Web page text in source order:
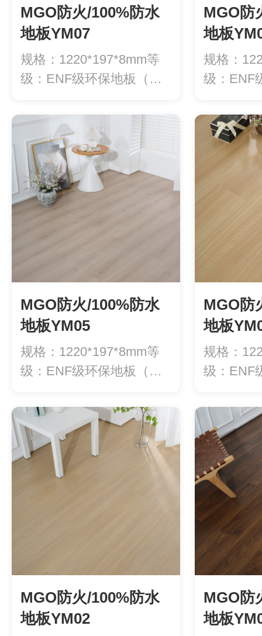
MGO防火/100%防水
地板YM07
规格：1220*197*8mm等
级：ENF级环保地板（甲
MGO防
地板
规格：
级：ENF
MGO防火/100%防水
地板YM05
规格：1220*197*8mm等
级：ENF级环保地板（甲
MGO防
地板
规格：
级：ENF
MGO防火/100%防水
地板YM02
MGO防
地板